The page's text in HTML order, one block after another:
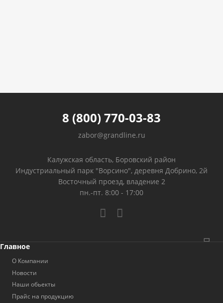
Главное
О Компании
Новости
Наши обьекты
Прайс на продукцию
8 (800) 770-03-83
zabor@grandline.ru
Калужская область, Боровский район
Индустриальный парк "Ворсино", деревня Добрино, 2й
Восточный проезд, владение 2
пн.-пт. 8:00 - 17:00